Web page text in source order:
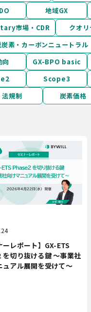
地域GX
市場・CDR クオリ
素・カーボンニュートラル
向 GX-BPO basic
Scope3
法規制 炭素価格
ーレポート】GX-ETS
切り抜ける鍵 ～事業社
ュアル展開を受けて～